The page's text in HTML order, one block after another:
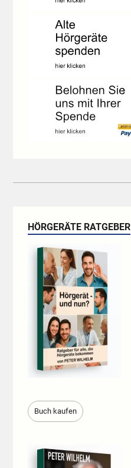
HÖRGERÄTE RATGEBER
Buch kaufen